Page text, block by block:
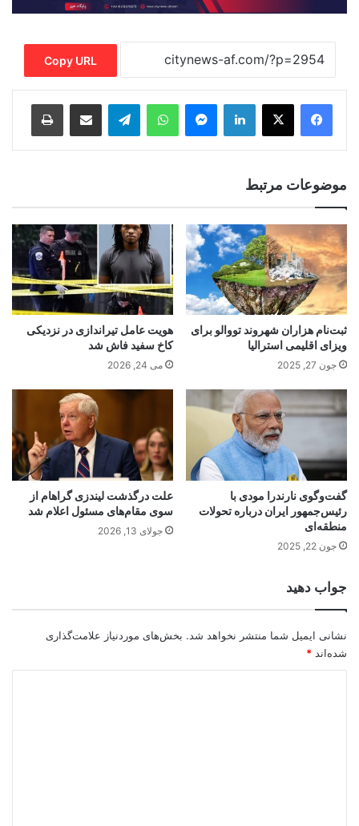
Copy URL
LinkedIn
Messenger
WhatsApp
Telegram
Share via Email
Print
موضوعات مرتبط
ثبت‌نام هزاران شهروند تووالو برای
ویزای اقلیمی استرالیا
جون 27, 2025
هویت عامل تیراندازی در نزدیکی
کاخ سفید فاش شد
می 24, 2026
گفت‌وگوی نارندرا مودی با
رئیس‌جمهور ایران درباره تحولات
منطقه‌ای
جون 22, 2025
علت درگذشت لیندزی گراهام از
سوی مقام‌های مسئول اعلام شد
جولای 13, 2026
جواب دهید
نشانی ایمیل شما منتشر نخواهد شد. بخش‌های موردنیاز علامت‌گذاری
شده‌اند *